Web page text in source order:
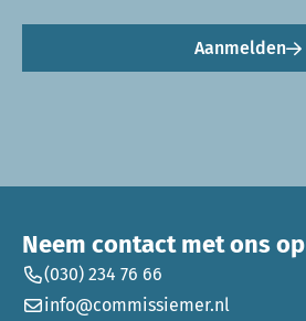
Aanmelden
Neem contact met ons op
(030) 234 76 66
info@commissiemer.nl